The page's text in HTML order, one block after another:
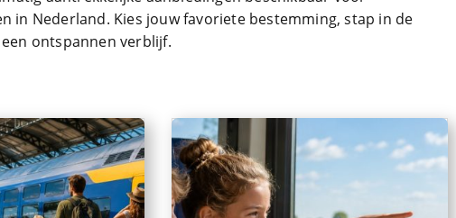
in Nederland. Kies jouw favoriete bestemming, stap in de
ontspannen verblijf.